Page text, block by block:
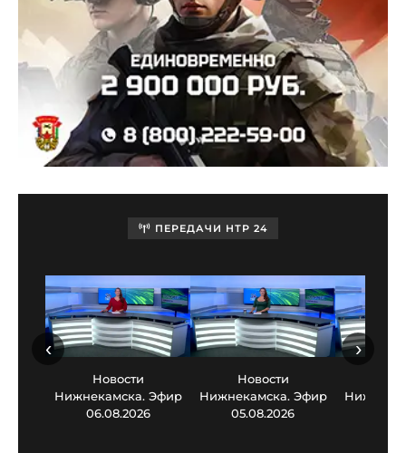
ПЕРЕДАЧИ НТР 24
Новости
Нижнекамска. Эфир
06.08.2026
Новости
Нижнекамска. Эфир
05.08.2026
‹ ›